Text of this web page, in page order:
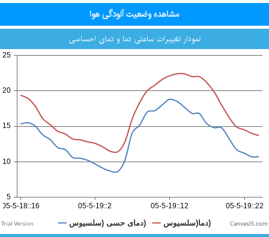
مشاهده وضعیت آلودگی هوا
نمودار تغییرات ساعتی دما و دمای احساسی
CanvasJS.com